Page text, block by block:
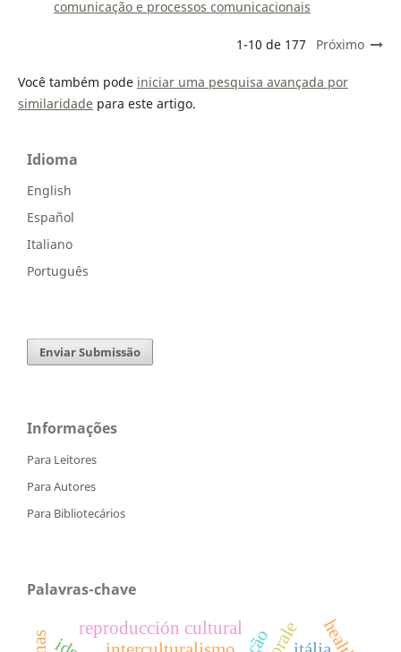
comunicação e processos comunicacionais
1-10 de 177 Próximo
Você também pode iniciar uma pesquisa avançada por
similaridadepara este artigo.
Idioma
English
Español
Italiano
Português
Enviar Submissão
Informações
Para Leitores
Para Autores
Para Bibliotecários
Palavras-chave
reproducción cultural